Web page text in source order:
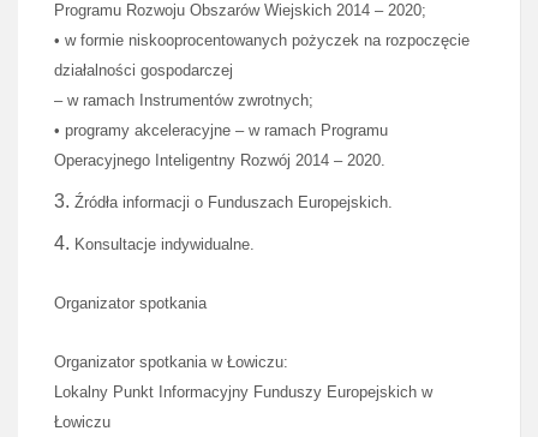
Programu Rozwoju Obszarów Wiejskich 2014 – 2020;
• w formie niskooprocentowanych pożyczek na rozpoczęcie
działalności gospodarczej
– w ramach Instrumentów zwrotnych;
• programy akceleracyjne – w ramach Programu
Operacyjnego Inteligentny Rozwój 2014 – 2020.
Źródła informacji o Funduszach Europejskich.
Konsultacje indywidualne.
Organizator spotkania
Organizator spotkania w Łowiczu:
Lokalny Punkt Informacyjny Funduszy Europejskich w
Łowiczu